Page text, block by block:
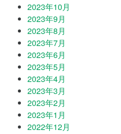
2023年10月
2023年9月
2023年8月
2023年7月
2023年6月
2023年5月
2023年4月
2023年3月
2023年2月
2023年1月
2022年12月